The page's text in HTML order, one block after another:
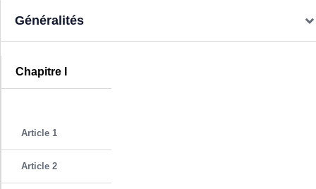
Généralités
Chapitre I
Article 1
Article 2